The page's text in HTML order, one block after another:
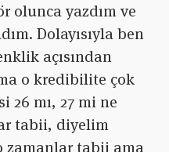
olunca yazdım ve
Dolayısıyla ben
açısından
o kredibilite çok
26 mı, 27 mi ne
tabii, diyelim
zamanlar tabii ama